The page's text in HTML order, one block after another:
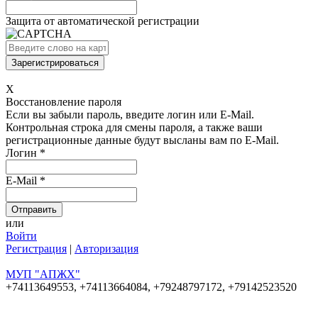
Защита от автоматической регистрации
X
Восстановление пароля
Если вы забыли пароль, введите логин или E-Mail.
Контрольная строка для смены пароля, а также ваши
регистрационные данные будут высланы вам по E-Mail.
Логин *
E-Mail *
или
Войти
Регистрация | Авторизация
МУП "АПЖХ"
+74113649553, +74113664084, +79248797172, +79142523520